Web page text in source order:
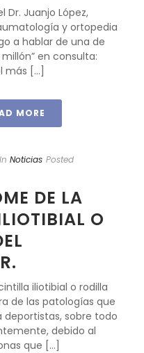
Dr. Juanjo López,
y ortopedia
a hablar de una de
en consulta:
[...]
MORE
In Noticias Posted
DE LA
O
iliotibial o rodilla
de las patologías que
sobre todo
debido al
que [...]